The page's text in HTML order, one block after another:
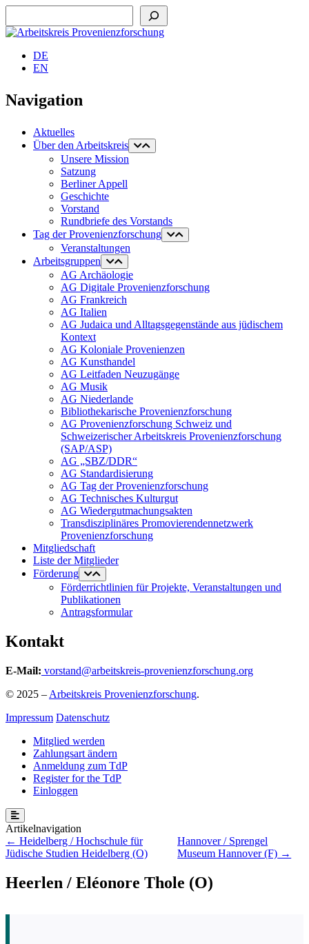
DE
EN
Navigation
Aktuelles
Über den Arbeitskreis
Unsere Mission
Satzung
Berliner Appell
Geschichte
Vorstand
Rundbriefe des Vorstands
Tag der Provenienzforschung
Veranstaltungen
Arbeitsgruppen
AG Archäologie
AG Digitale Provenienzforschung
AG Frankreich
AG Italien
AG Judaica und Alltagsgegenstände aus jüdischem
Kontext
AG Koloniale Provenienzen
AG Kunsthandel
AG Leitfaden Neuzugänge
AG Musik
AG Niederlande
Bibliothekarische Provenienzforschung
AG Provenienzforschung Schweiz und
Schweizerischer Arbeitskreis Provenienzforschung
(SAP/ASP)
AG „SBZ/DDR“
AG Standardisierung
AG Tag der Provenienzforschung
AG Technisches Kulturgut
AG Wiedergutmachungsakten
Transdisziplinäres Promovierendennetzwerk
Provenienzforschung
Mitgliedschaft
Liste der Mitglieder
Förderung
Förderrichtlinien für Projekte, Veranstaltungen und
Publikationen
Antragsformular
Kontakt
E-Mail: vorstand@arbeitskreis-provenienzforschung.org
© 2025 – Arbeitskreis Provenienzforschung.
Impressum Datenschutz
Mitglied werden
Zahlungsart ändern
Anmeldung zum TdP
Register for the TdP
Einloggen
Beitragsnavigation
Heidelberg / Hochschule für
Jüdische Studien Heidelberg (O)
Hannover / Sprengel
Museum Hannover (F)
Heerlen / Eléonore Thole (O)